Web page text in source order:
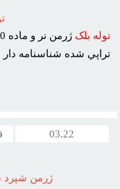
توله بلک
تراپي شده شناسنامه دار
03.22
ژرمن شپرد